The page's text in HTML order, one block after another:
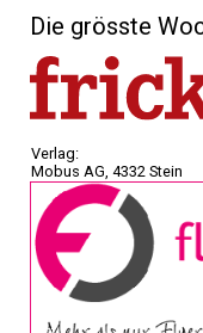
Die grösste
Verlag:
Mobus AG, 4332 Stein